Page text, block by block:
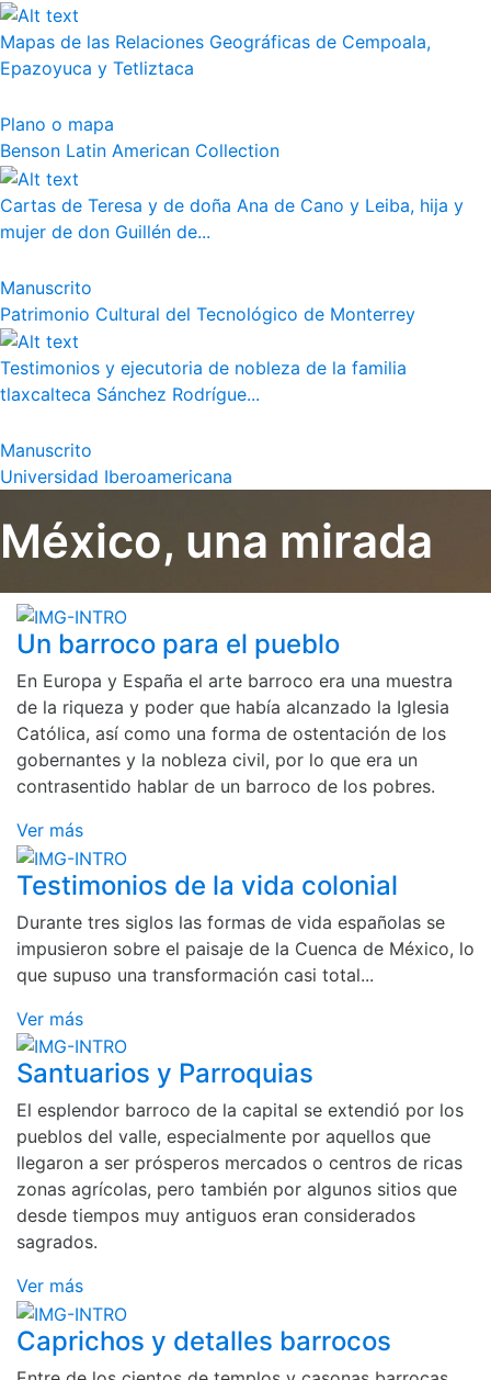
Mapas de las Relaciones Geográficas de Cempoala,
Epazoyuca y Tetliztaca
Plano o mapa
Benson Latin American Collection
Cartas de Teresa y de doña Ana de Cano y Leiba, hija y
mujer de don Guillén de...
Manuscrito
Patrimonio Cultural del Tecnológico de Monterrey
Testimonios y ejecutoria de nobleza de la familia
tlaxcalteca Sánchez Rodrígue...
Manuscrito
Universidad Iberoamericana
México, una mirada
Un barroco para el pueblo
En Europa y España el arte barroco era una muestra
de la riqueza y poder que había alcanzado la Iglesia
Católica, así como una forma de ostentación de los
gobernantes y la nobleza civil, por lo que era un
contrasentido hablar de un barroco de los pobres.
Ver más
Testimonios de la vida colonial
Durante tres siglos las formas de vida españolas se
impusieron sobre el paisaje de la Cuenca de México, lo
que supuso una transformación casi total...
Ver más
Santuarios y Parroquias
El esplendor barroco de la capital se extendió por los
pueblos del valle, especialmente por aquellos que
llegaron a ser prósperos mercados o centros de ricas
zonas agrícolas, pero también por algunos sitios que
desde tiempos muy antiguos eran considerados
sagrados.
Ver más
Caprichos y detalles barrocos